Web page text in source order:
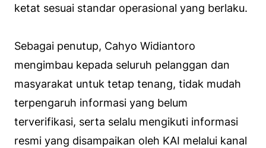
ketat sesuai standar operasional yang berlaku.
Sebagai penutup, Cahyo Widiantoro
mengimbau kepada seluruh pelanggan dan
masyarakat untuk tetap tenang, tidak mudah
terpengaruh informasi yang belum
terverifikasi, serta selalu mengikuti informasi
resmi yang disampaikan oleh KAI melalui kanal